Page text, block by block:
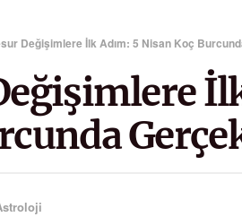
Değişimlere İlk Adım: 5 Nisan Koç